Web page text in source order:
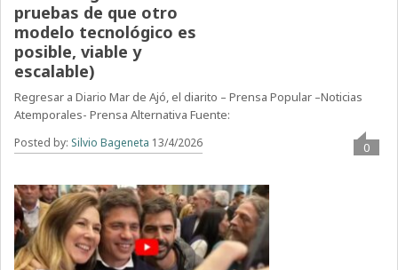
pruebas de que otro
modelo tecnológico es
posible, viable y
escalable)
Regresar a Diario Mar de Ajó, el diarito – Prensa Popular –Noticias
Atemporales- Prensa Alternativa Fuente:
Posted by: Silvio Bageneta 13/4/2026 0